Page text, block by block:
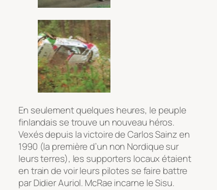
En seulement quelques heures, le peuple
finlandais se trouve un nouveau héros.
Vexés depuis la victoire de Carlos Sainz en
1990 (la première d’un non Nordique sur
leurs terres), les supporters locaux étaient
en train de voir leurs pilotes se faire battre
par Didier Auriol. McRae incarne leSisu.